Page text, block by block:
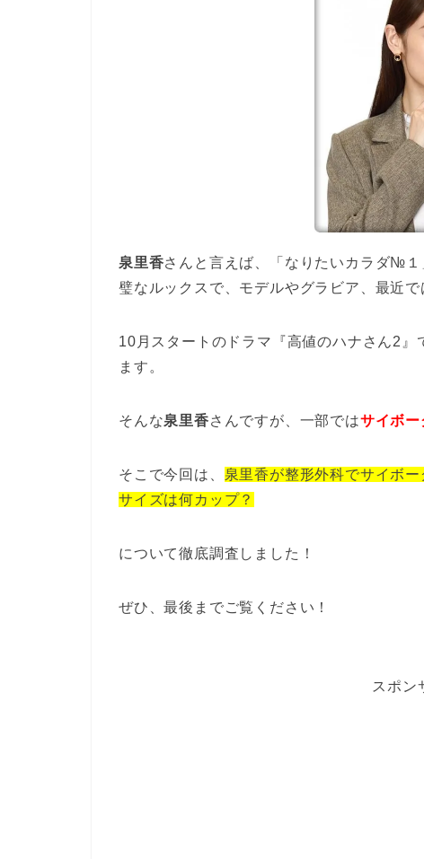
泉里香さんと言えば、「なりたいカラダ№
璧なルックスで、モデルやグラビア、最近で
10月スタートのドラマ『高値のハナさん2』
ます。
そんな泉里香さんですが、一部ではサイボー
そこで今回は、 泉里香が整形外科でサイボ
サイズは何カップ？
について徹底調査しました！
ぜひ、最後までご覧ください！
スポン